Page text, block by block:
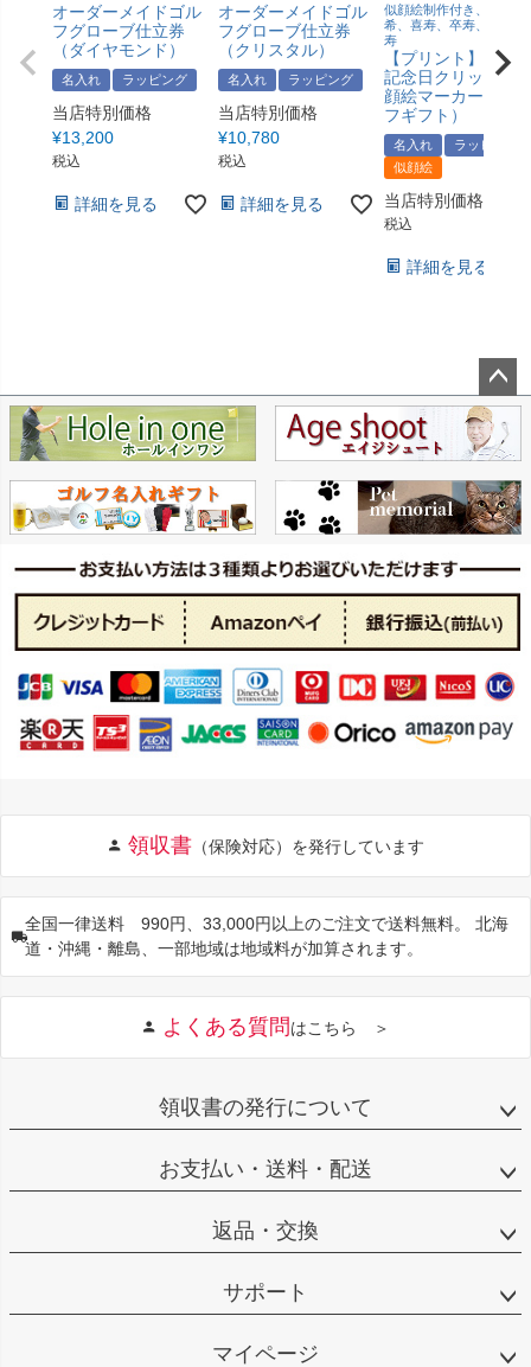
オーダーメイドゴル
フグローブ仕立券
（ダイヤモンド）
名入れ ラッピング
当店特別価格
¥13,200
税込
詳細を見る
オーダーメイドゴル
フグローブ仕立券
（クリスタル）
名入れ ラッピング
当店特別価格
¥10,780
税込
詳細を見る
似顔絵制作付き、還暦、
希、喜寿、卒寿、傘寿、
寿
【プリント】 長寿
記念日クリップ＆
顔絵マーカー（ゴ
フギフト）
名入れ
ラッピング
似顔絵
当店特別価格
税込
詳細を見る
ペー
ジト
ップ
へ
領収書 （保険対応）を発行しています
全国一律送料 990円、33,000円以上のご注文で送料無料。 北海
道・沖縄・離島、一部地域は地域料が加算されます。
よくある質問はこちら ＞
領収書の発行について
お支払い・送料・配送
返品・交換
サポート
マイページ